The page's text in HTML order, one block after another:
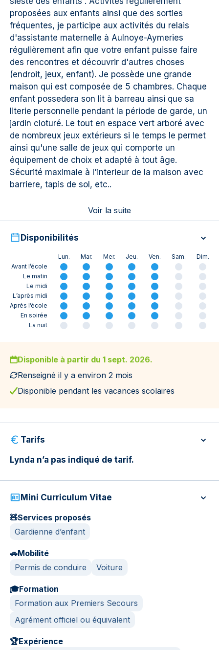
proposées aux enfants ainsi que des sorties
fréquentes, je participe aux activités du relais
d'assistante maternelle à Aulnoye-Aymeries
régulièrement afin que votre enfant puisse faire
des rencontres et découvrir d'autres choses
(endroit, jeux, enfant). Je possède une grande
maison qui est composée de 5 chambres. Chaque
enfant possedera son lit à barreau ainsi que sa
literie personnelle pendant la période de garde, un
jardin cloturé. Le tout en espace vert arboré avec
de nombreux jeux extérieurs si le temps le permet
ainsi qu'une salle de jeux qui comporte un
équipement de choix et adapté à tout âge.
Sécurité maximale à l'interieur de la maison avec
barriere, tapis de sol, etc..
Voir la suite
Disponibilités
Avant l’école
Le matin
Le midi
L’après midi
Après l’école
En soirée
La nuit
Lun. Mar. Mer. Jeu. Ven. Sam. Dim.
Disponible à partir du 1 sept. 2026.
Renseigné il y a environ 2 mois
Disponible pendant les vacances scolaires
Tarifs
Lynda n’a pas indiqué de tarif.
Mini Curriculum Vitae
🧸Services proposés
Gardienne d’enfant
🚗Mobilité
Permis de conduire
Voiture
🎓Formation
Formation aux Premiers Secours
Agrément officiel ou équivalent
🏆Expérience